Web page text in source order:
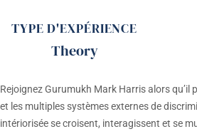
TYPE D'EXPÉRIENCE
Theory
Rejoignez Gurumukh Mark Harris alors qu’il
et les multiples systèmes externes de
intériorisée se croisent, interagissent et se